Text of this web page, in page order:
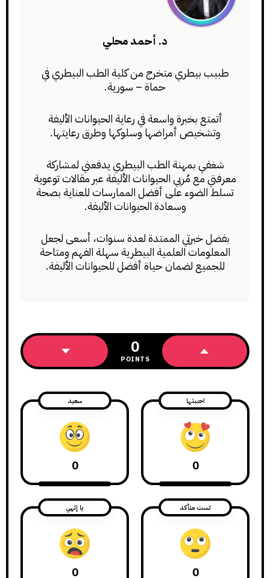
د. أحمد محلي
طبيب بيطري متخرج من كلية الطب البيطري في
حماة – سورية.
أتمتع بخبرة واسعة في رعاية الحيوانات الأليفة
وتشخيص أمراضها وسلوكها وطرق رعايتها.
شغفي بمهنة الطب البيطري يدفعني لمشاركة
معرفتي مع مُربي الحيوانات الأليفة عبر مقالات توعوية
تسلط الضوء على أفضل الممارسات للعناية بصحة
وسعادة الحيوانات الأليفة.
بفضل خبرتي الممتدة لعدة سنوات، أسعى لجعل
المعلومات العلمية البيطرية سهلة الفهم ومتاحة
للجميع لضمان حياة أفضل للحيوانات الأليفة.
0
POINTS
احببتها
0
سعيد
0
لست متأكد
0
يا إلهي
0